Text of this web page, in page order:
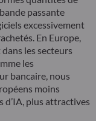
passante
excessivement
En Europe,
les secteurs
les
bancaire, nous
moins
plus attractives